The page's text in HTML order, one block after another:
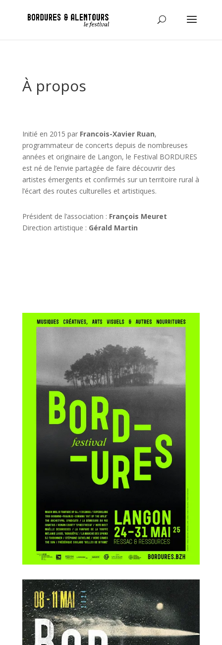
À propos
Initié en 2015 par Francois-Xavier Ruan,
programmateur de concerts depuis de nombreuses
années et originaire de Langon, le Festival BORDURES
est né de l’envie partagée de faire découvrir des
artistes émergents et confirmés sur un territoire rural à
l’écart des routes culturelles et artistiques.
Président de l’association : François Meuret
Direction artistique : Gérald Martin